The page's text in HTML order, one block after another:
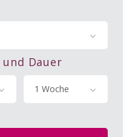
Dauer
1 Woche